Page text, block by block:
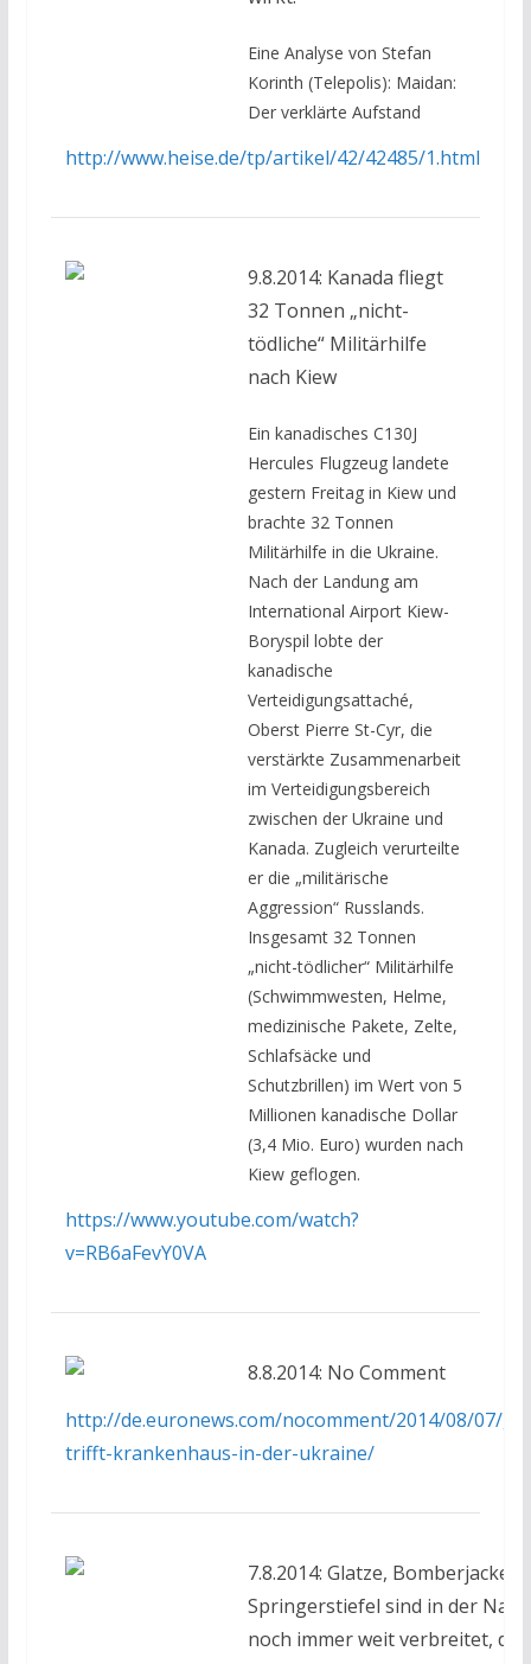
Eine Analyse von Stefan
Korinth (Telepolis): Maidan:
Der verklärte Aufstand
http://www.heise.de/tp/artikel/42/42485/1.html
9.8.2014: Kanada fliegt
32 Tonnen „nicht-
tödliche“ Militärhilfe
nach Kiew
Ein kanadisches C130J
Hercules Flugzeug landete
gestern Freitag in Kiew und
brachte 32 Tonnen
Militärhilfe in die Ukraine.
Nach der Landung am
International Airport Kiew-
Boryspil lobte der
kanadische
Verteidigungsattaché,
Oberst Pierre St-Cyr, die
verstärkte Zusammenarbeit
im Verteidigungsbereich
zwischen der Ukraine und
Kanada. Zugleich verurteilte
er die „militärische
Aggression“ Russlands.
Insgesamt 32 Tonnen
„nicht-tödlicher“ Militärhilfe
(Schwimmwesten, Helme,
medizinische Pakete, Zelte,
Schlafsäcke und
Schutzbrillen) im Wert von 5
Millionen kanadische Dollar
(3,4 Mio. Euro) wurden nach
Kiew geflogen.
https://www.youtube.com/watch?
v=RB6aFevY0VA
8.8.2014: No Comment
http://de.euronews.com/nocomment/2014/08/07/
trifft-krankenhaus-in-der-ukraine/
7.8.2014: Glatze, Bomberjacke
Springerstiefel sind in der
noch immer weit verbreitet,